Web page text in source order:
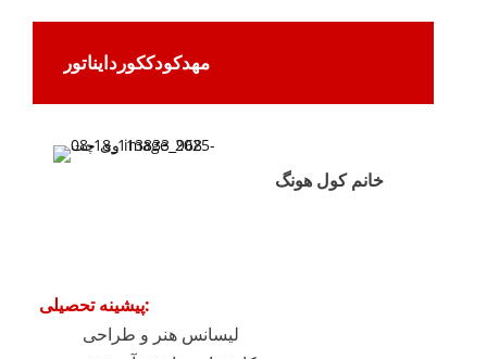
مهدکودککوردایناتور
خانم کول هونگ
پیشینه تحصیلی:
لیسانس هنر و طراحی